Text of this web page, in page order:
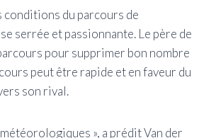
conditions du parcours de
serrée et passionnante. Le père de
pour supprimer bon nombre
peut être rapide et en faveur du
son rival.
», a prédit Van der